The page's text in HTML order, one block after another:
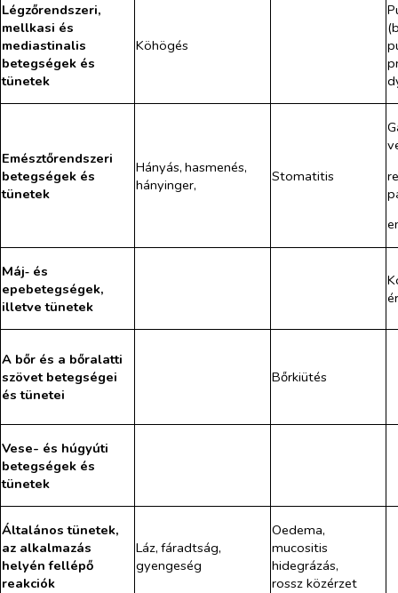
Légzőrendszeri,
mellkasi és
mediastinalis
betegségek és
tünetek
Köhögés
Emésztőrendszeri
betegségek és
tünetek
Hányás, hasmenés,
hányinger,
Stomatitis
Máj‑ és
epebetegségek,
illetve tünetek
A bőr és a bőralatti
szövet betegségei
és tünetei
Bőrkiütés
Vese- és húgyúti
betegségek és
tünetek
Általános tünetek,
az alkalmazás
helyén fellépő
reakciók
Láz, fáradtság,
gyengeség
Oedema,
mucositis
hidegrázás,
rossz közérzet